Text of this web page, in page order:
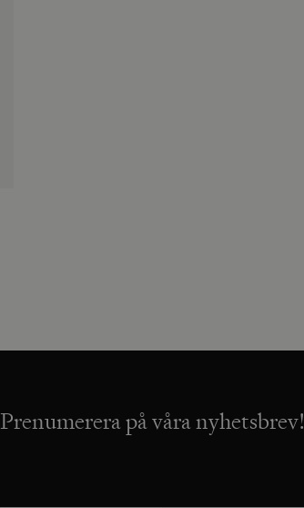
Prenumerera på våra nyhetsbrev!